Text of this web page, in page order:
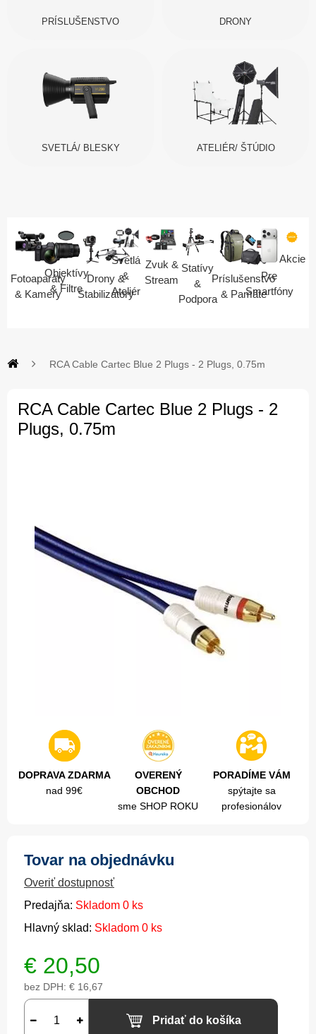
PRÍSLUŠENSTVO DRONY
SVETLÁ/ BLESKY ATELIÉR/ ŠTÚDIO
Fotoaparáty
& Kamery
Objektívy
& Filtre
Drony &
Stabilizátory
Svetlá
&
Ateliér
Zvuk &
Stream
Statívy
&
Podpora
Príslušenstvo
& Pamäte
Pre
Smartfóny
Akcie
RCA Cable Cartec Blue 2 Plugs - 2 Plugs, 0.75m
RCA Cable Cartec Blue 2 Plugs - 2
Plugs, 0.75m
DOPRAVA ZDARMA
nad 99€
OVERENÝ
OBCHOD
sme SHOP ROKU
PORADÍME VÁM
spýtajte sa
profesionálov
Tovar na objednávku
Overiť dostupnosť
Predajňa: Skladom 0 ks
Hlavný sklad: Skladom 0 ks
€ 20,50
bez DPH: € 16,67
Pridať do košíka